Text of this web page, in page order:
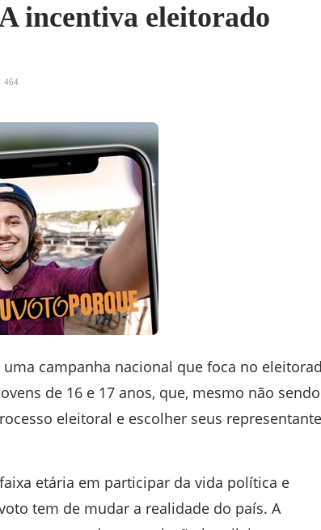
incentiva eleitorado
464
uma campanha nacional que foca no
de 16 e 17 anos, que, mesmo não sendo
eleitoral e escolher seus
etária em participar da vida política e
tem de mudar a realidade do país. A